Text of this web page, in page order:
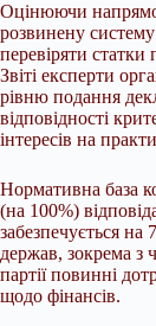
Оцінюючи
розвинену
перевіряти
Звіті експерти
рівню подання
відповідності
інтересів на
Нормативна база
(на 100%)
забезпечується
держав, зокрема з
партії повинні
щодо фінансів.